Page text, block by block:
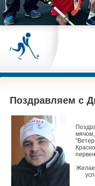
Поздравляем с